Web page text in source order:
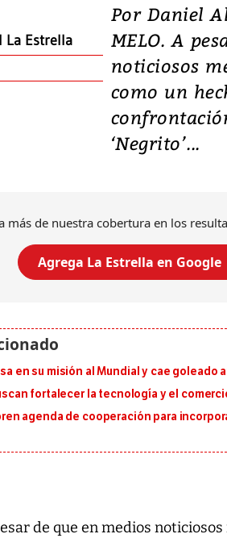
La Estrella
Por Daniel
MELO. A
noticiosos
como un
‘Negrito’...
más de nuestra cobertura en los
Agrega La Estrella en Google
en su misión al Mundial y cae goleado
fortalecer la tecnología y el
agenda de cooperación para
de que en medios
Un
7,1 se